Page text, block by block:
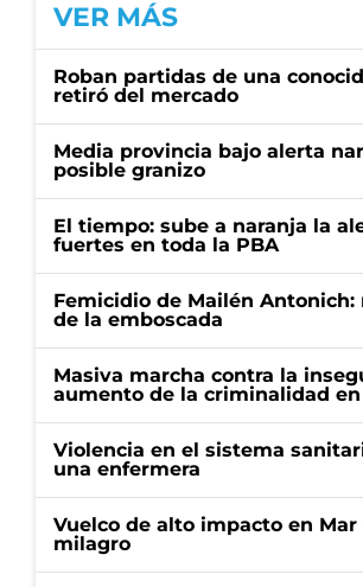
VER MÁS
Roban partidas de una
retiró del mercado
Media provincia bajo alerta
posible granizo
El tiempo: sube a naranja la
fuertes en toda la PBA
Femicidio de Mailén
de la emboscada
Masiva marcha contra la
aumento de la criminalidad
Violencia en el sistema
una enfermera
Vuelco de alto impacto en
milagro